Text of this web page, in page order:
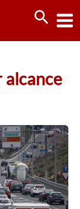
alcance